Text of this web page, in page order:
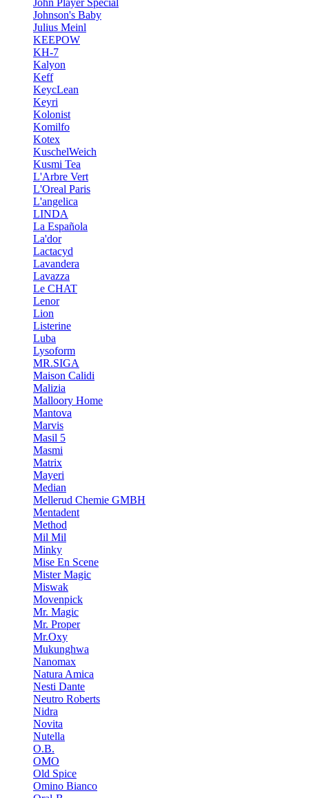
John Player Special
Johnson's Baby
Julius Meinl
KEEPOW
KH-7
Kalyon
Keff
KeycLean
Keyri
Kolonist
Komilfo
Kotex
KuschelWeich
Kusmi Tea
L'Arbre Vert
L'Oreal Paris
L'angelica
LINDA
La Española
La'dor
Lactacyd
Lavandera
Lavazza
Le CHAT
Lenor
Lion
Listerine
Luba
Lysoform
MR.SIGA
Maison Calidi
Malizia
Malloory Home
Mantova
Marvis
Masil 5
Masmi
Matrix
Mayeri
Median
Mellerud Chemie GMBH
Mentadent
Method
Mil Mil
Minky
Mise En Scene
Mister Magic
Miswak
Movenpick
Mr. Magic
Mr. Proper
Mr.Oxy
Mukunghwa
Nanomax
Natura Amica
Nesti Dante
Neutro Roberts
Nidra
Novita
Nutella
O.B.
OMO
Old Spice
Omino Bianco